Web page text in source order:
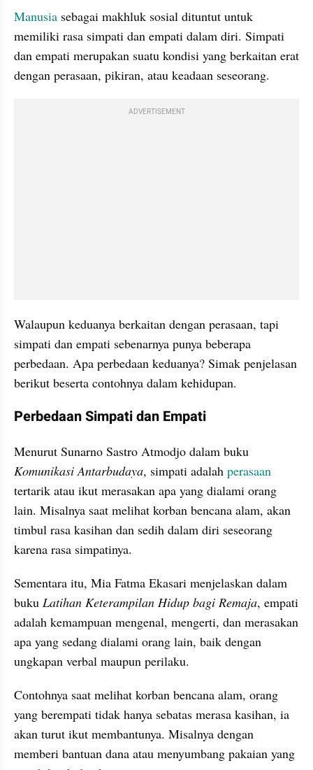
Manusia sebagai makhluk sosial dituntut untuk
memiliki rasa simpati dan empati dalam diri. Simpati
dan empati merupakan suatu kondisi yang berkaitan erat
dengan perasaan, pikiran, atau keadaan seseorang.
ADVERTISEMENT
Walaupun keduanya berkaitan dengan perasaan, tapi
simpati dan empati sebenarnya punya beberapa
perbedaan. Apa perbedaan keduanya? Simak penjelasan
berikut beserta contohnya dalam kehidupan.
Perbedaan Simpati dan Empati
Komunikasi Antarbudaya, simpati adalah perasaan
tertarik atau ikut merasakan apa yang dialami orang
lain. Misalnya saat melihat korban bencana alam, akan
timbul rasa kasihan dan sedih dalam diri seseorang
karena rasa simpatinya.
Sementara itu, Mia Fatma Ekasari menjelaskan dalam
buku Latihan Keterampilan Hidup bagi Remaja, empati
adalah kemampuan mengenal, mengerti, dan merasakan
apa yang sedang dialami orang lain, baik dengan
ungkapan verbal maupun perilaku.
Contohnya saat melihat korban bencana alam, orang
yang berempati tidak hanya sebatas merasa kasihan, ia
akan turut ikut membantunya. Misalnya dengan
memberi bantuan dana atau menyumbang pakaian yang